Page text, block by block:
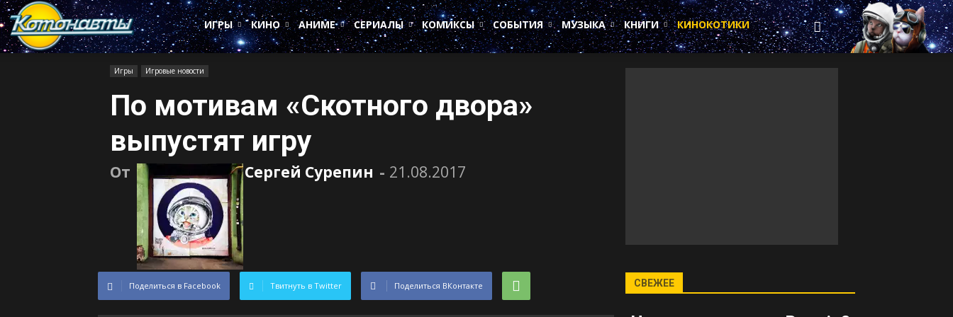
Котонавты
ИГРЫ
КИНО АНИМЕ СЕРИАЛЫ КОМИКСЫ СОБЫТИЯ МУЗЫКА КНИГИ КИНОКОТИКИ
Игры Игровые новости
По мотивам «Скотного двора»
выпустят игру
От Сергей Сурепин - 21.08.2017
Поделиться в Facebook Твитнуть в Twitter Поделиться ВКонтакте СВЕЖЕЕ